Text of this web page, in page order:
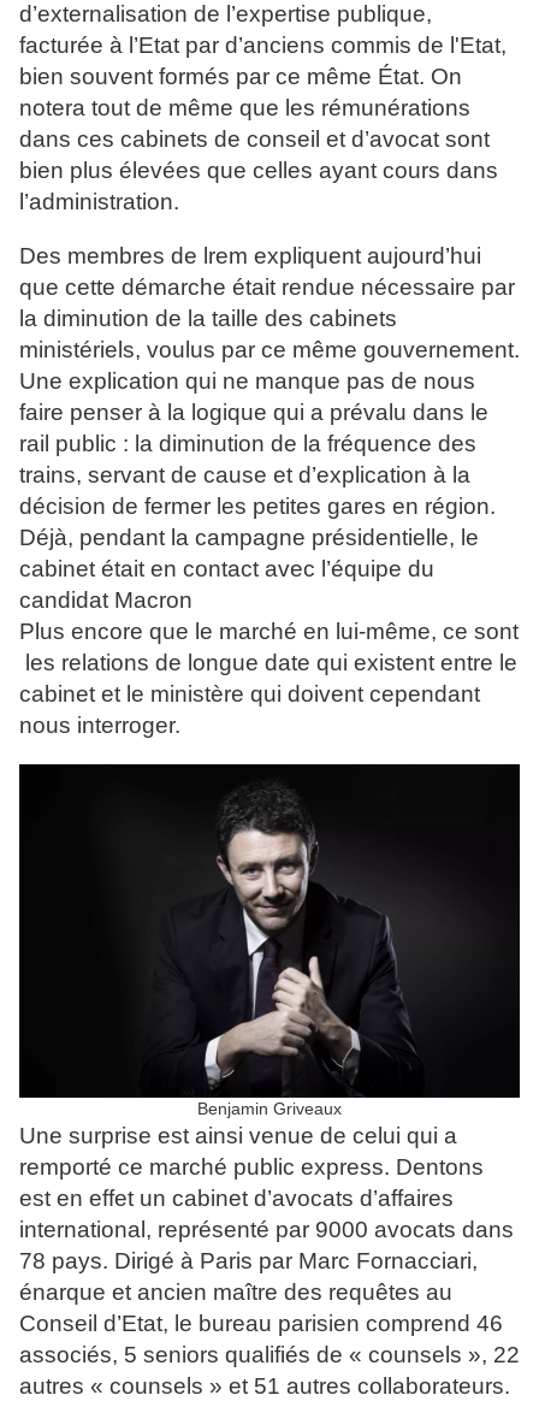
d’externalisation de l’expertise publique,
facturée à l’Etat par d’anciens commis de l'Etat,
bien souvent formés par ce même État. On
notera tout de même que les rémunérations
dans ces cabinets de conseil et d’avocat sont
bien plus élevées que celles ayant cours dans
l’administration.
Des membres de lrem expliquent aujourd’hui
que cette démarche était rendue nécessaire par
la diminution de la taille des cabinets
ministériels, voulus par ce même gouvernement.
Une explication qui ne manque pas de nous
faire penser à la logique qui a prévalu dans le
rail public : la diminution de la fréquence des
trains, servant de cause et d’explication à la
décision de fermer les petites gares en région.
Déjà, pendant la campagne présidentielle, le
cabinet était en contact avec l’équipe du
candidat Macron
Plus encore que le marché en lui-même, ce sont
les relations de longue date qui existent entre le
cabinet et le ministère qui doivent cependant
nous interroger.
Benjamin Griveaux
Une surprise est ainsi venue de celui qui a
remporté ce marché public express. Dentons
est en effet un cabinet d’avocats d’affaires
international, représenté par 9000 avocats dans
78 pays. Dirigé à Paris par Marc Fornacciari,
énarque et ancien maître des requêtes au
Conseil d’Etat, le bureau parisien comprend 46
associés, 5 seniors qualifiés de « counsels », 22
autres « counsels » et 51 autres collaborateurs.